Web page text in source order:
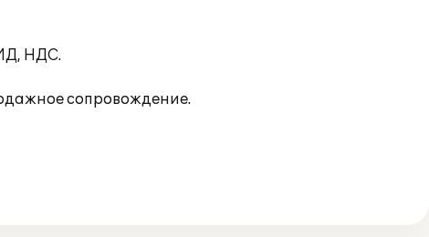
НДС.
сопровождение.